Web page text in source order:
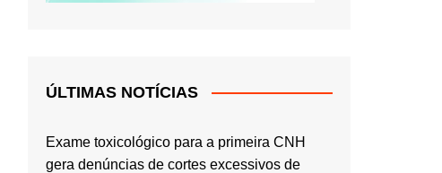
ÚLTIMAS NOTÍCIAS
Exame toxicológico para a primeira CNH
gera denúncias de cortes excessivos de